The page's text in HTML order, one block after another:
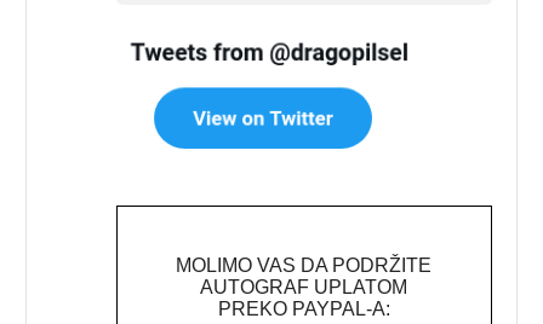
MOLIMO VAS DA PODRŽITE
AUTOGRAF UPLATOM
PREKO PAYPAL-A: